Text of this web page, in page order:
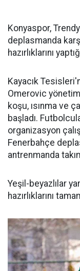
Konyaspor,
deplasmanda
hazırlıklarını
Kayacık
Omerovic
koşu, ısınma ve
başladı.
organizasyon
Fenerbahçe
antrenmanda
Yeşil-beyazlılar
hazırlıklarını